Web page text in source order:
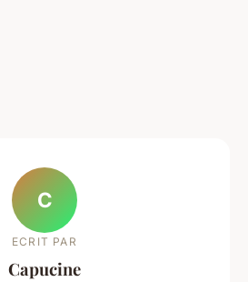
C
ECRIT PAR
Capucine